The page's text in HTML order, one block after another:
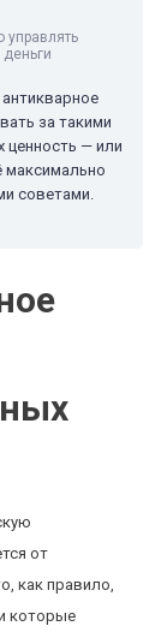
управлять
за такими
ценность — или
максимально
советами.
от
как правило,
которые